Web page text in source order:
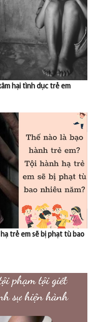
hại tình dục trẻ em
hạ trẻ em sẽ bị phạt tù bao